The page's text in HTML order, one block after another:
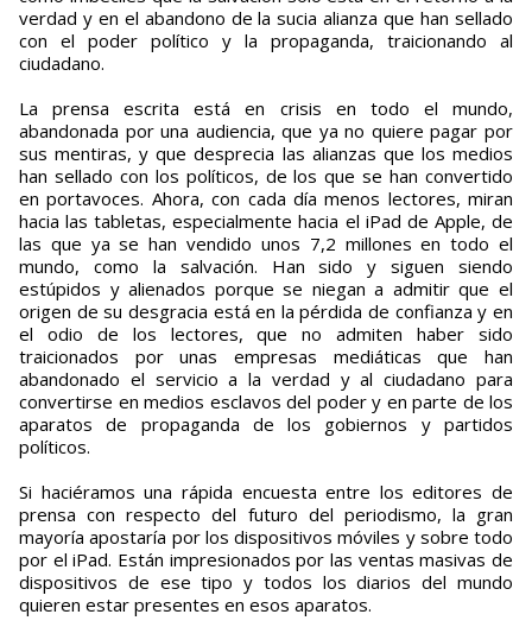
verdad y en el abandono de la sucia alianza que han sellado
con el poder político y la propaganda, traicionando al
ciudadano.
La prensa escrita está en crisis en todo el mundo,
abandonada por una audiencia, que ya no quiere pagar por
sus mentiras, y que desprecia las alianzas que los medios
han sellado con los políticos, de los que se han convertido
en portavoces. Ahora, con cada día menos lectores, miran
hacia las tabletas, especialmente hacia el iPad de Apple, de
las que ya se han vendido unos 7,2 millones en todo el
mundo, como la salvación. Han sido y siguen siendo
estúpidos y alienados porque se niegan a admitir que el
origen de su desgracia está en la pérdida de confianza y en
el odio de los lectores, que no admiten haber sido
traicionados por unas empresas mediáticas que han
abandonado el servicio a la verdad y al ciudadano para
convertirse en medios esclavos del poder y en parte de los
aparatos de propaganda de los gobiernos y partidos
políticos.
Si haciéramos una rápida encuesta entre los editores de
prensa con respecto del futuro del periodismo, la gran
mayoría apostaría por los dispositivos móviles y sobre todo
por el iPad. Están impresionados por las ventas masivas de
dispositivos de ese tipo y todos los diarios del mundo
quieren estar presentes en esos aparatos.